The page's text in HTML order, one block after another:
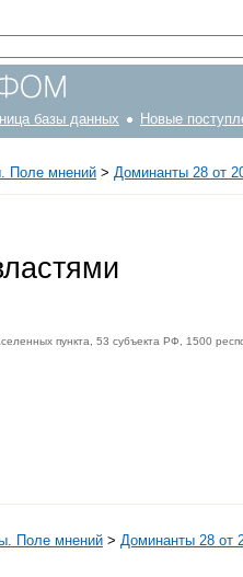
базы данных Новые
Поле мнений > Доминанты 28 от
пункта, 53 субъекта РФ, 1500
Поле мнений > Доминанты 28 от